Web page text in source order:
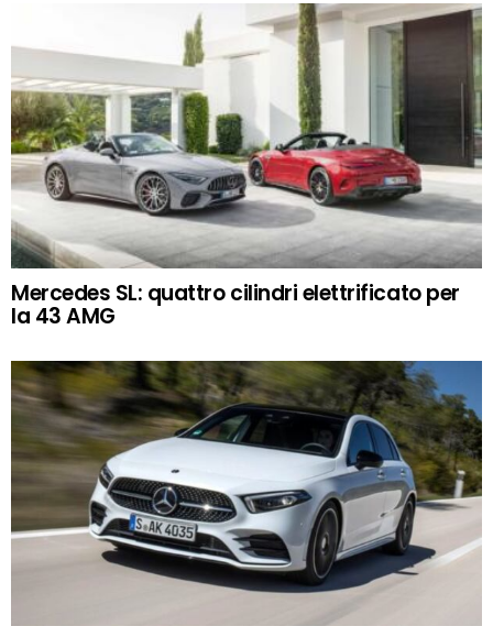
Mercedes SL: quattro cilindri elettrificato per
la 43 AMG